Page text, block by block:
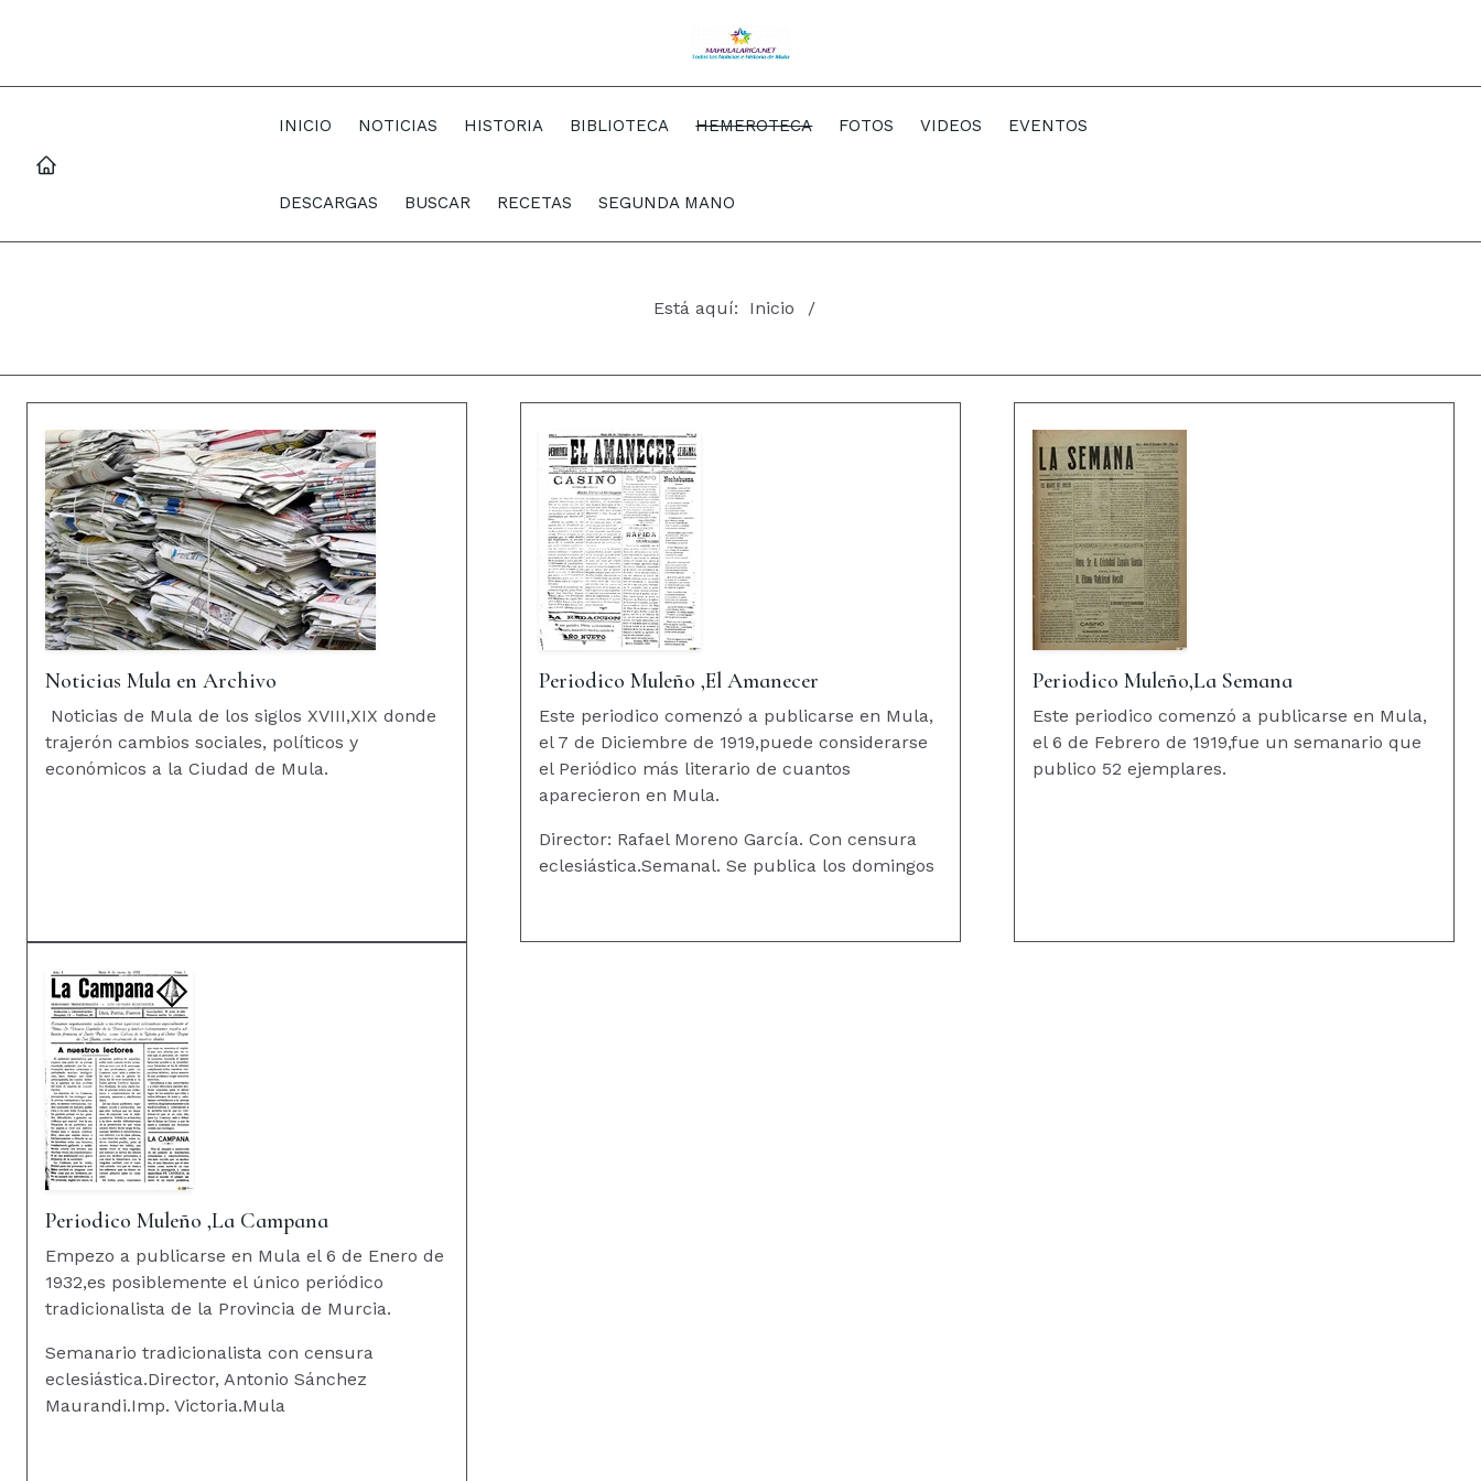
INICIO NOTICIAS HISTORIA BIBLIOTECA HEMEROTECA FOTOS VIDEOS EVENTOS
DESCARGAS BUSCAR RECETAS SEGUNDA MANO
Está aquí: Inicio
Noticias Mula en Archivo
Noticias de Mula de los siglos XVIII,XIX donde
trajerón cambios sociales, políticos y
económicos a la Ciudad de Mula.
Periodico Muleño ,El Amanecer
Este periodico comenzó a publicarse en Mula,
el 7 de Diciembre de 1919,puede considerarse
el Periódico más literario de cuantos
aparecieron en Mula.
Director: Rafael Moreno García. Con censura
eclesiástica.Semanal. Se publica los domingos
Periodico Muleño,La Semana
Este periodico comenzó a publicarse en Mula,
el 6 de Febrero de 1919,fue un semanario que
publico 52 ejemplares.
Periodico Muleño ,La Campana
Empezo a publicarse en Mula el 6 de Enero de
1932,es posiblemente el único periódico
tradicionalista de la Provincia de Murcia.
Semanario tradicionalista con censura
eclesiástica.Director, Antonio Sánchez
Maurandi.Imp. Victoria.Mula